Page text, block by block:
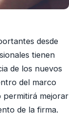
desde
tienen
de los nuevos
del marco
permitirá mejorar
de la firma.